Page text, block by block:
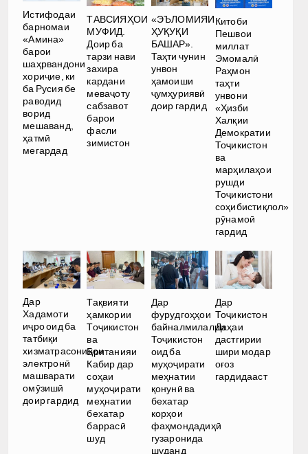
Истифодаи
барномаи
«Амина»
барои
шаҳрвандони
хориҷие, ки
ба Русия бе
раводид
ворид
мешаванд,
ҳатмӣ
мегардад
ТАВСИЯҲОИ
МУФИД.
Доир ба
тарзи нави
захира
кардани
меваҷоту
сабзавот
барои
фасли
зимистон
«ЭЪЛОМИЯИ
ҲУҚУҚИ
БАШАР».
Таҳти чунин
унвон
ҳамоиши
ҷумҳуриявӣ
доир гардид
Китоби
Пешвои
миллат
Эмомалӣ
Раҳмон
таҳти
унвони
«Ҳизби
Халқии
Демократии
Тоҷикистон
ва
марҳилаҳои
рушди
Тоҷикистони
соҳибистиқлол»
рӯнамоӣ
гардид
Дар
Хадамоти
иҷро оид ба
татбиқи
хизматрасониҳои
электронӣ
машварати
омӯзишӣ
доир гардид
Тақвияти
ҳамкории
Тоҷикистон
ва
Британияи
Кабир дар
соҳаи
муҳоҷирати
меҳнатии
бехатар
баррасӣ
шуд
Дар
фурудгоҳҳои
байналмилалии
Тоҷикистон
оид ба
муҳоҷирати
меҳнатии
қонунӣ ва
бехатар
корҳои
фаҳмондадиҳӣ
гузаронида
шуданд
Дар
Тоҷикистон
Даҳаи
дастгирии
шири модар
оғоз
гардидааст